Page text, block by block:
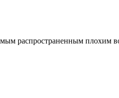
распространенным